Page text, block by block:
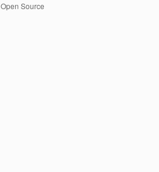
Open Source